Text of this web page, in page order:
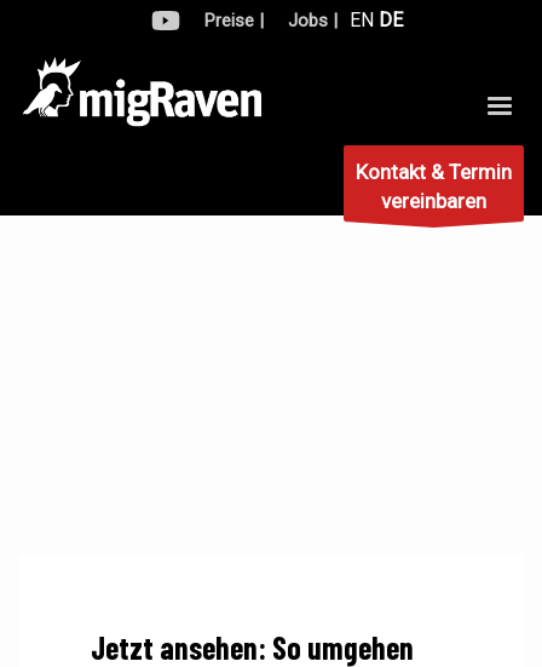
Preise | Jobs | EN DE
Kontakt & Termin
vereinbaren
Jetzt ansehen: So umgehen